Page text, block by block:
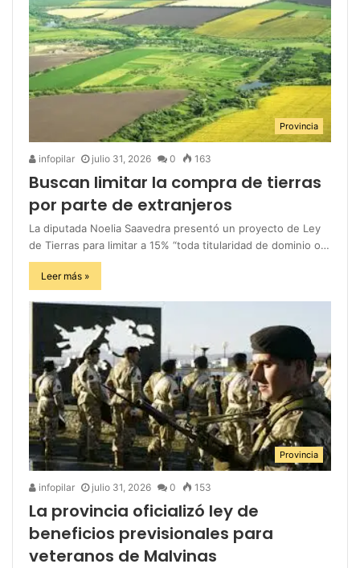
Provincia
infopilar julio 31, 2026 0 163
Buscan limitar la compra de tierras
por parte de extranjeros
La diputada Noelia Saavedra presentó un proyecto de Ley
de Tierras para limitar a 15% “toda titularidad de dominio o…
Leer más »
Provincia
infopilar julio 31, 2026 0 153
La provincia oficializó ley de
beneficios previsionales para
veteranos de Malvinas